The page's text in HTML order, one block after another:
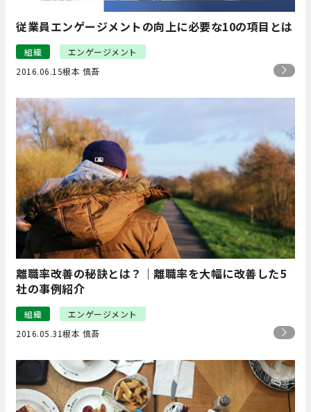
従業員エンゲージメントの向上に必要な10の項目とは
組織
エンゲージメント
2016.06.15根本 慎吾
離職率改善の秘訣とは？｜離職率を大幅に改善した5
社の事例紹介
組織
エンゲージメント
2016.05.31根本 慎吾